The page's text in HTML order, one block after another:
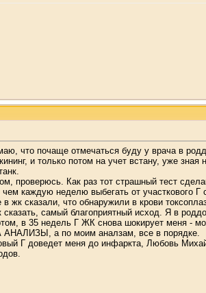
что почаще отмечаться буду у врача в
и только потом на учет встану, уже
проверюсь. Как раз тот страшный тест
каждую неделю выбегать от участкового Г
сказали, что обнаружили в крови
сказать, самый благоприятный исход. Я в
недель Г ЖК снова шокирует меня - мол,
АНАЛИЗЫ, а по моим аналзам, все в порядке.
Г доведет меня до инфаркта, Любовь